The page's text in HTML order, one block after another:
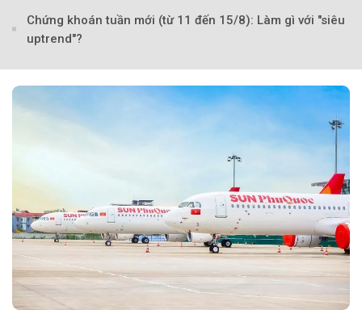
Chứng khoán tuần mới (từ 11 đến 15/8): Làm gì với "siêu
uptrend"?